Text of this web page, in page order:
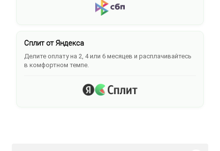
Сплит от Яндекса
Делите оплату на 2, 4 или 6 месяцев и расплачивайтесь
в комфортном темпе.